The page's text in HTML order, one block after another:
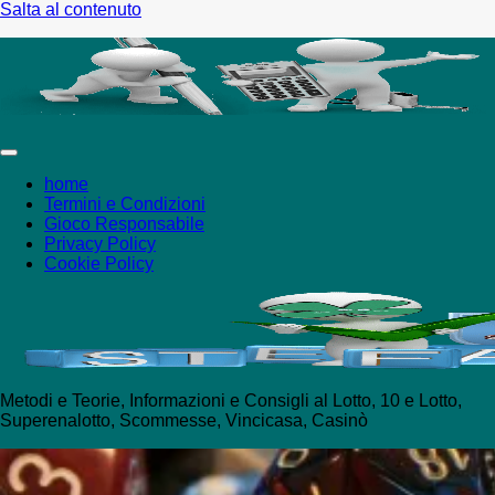
Salta al contenuto
home
Termini e Condizioni
Gioco Responsabile
Privacy Policy
Cookie Policy
Metodi e Teorie, Informazioni e Consigli al Lotto, 10 e Lotto,
Superenalotto, Scommesse, Vincicasa, Casinò
+18 Puoi giocare solo se maggiorenne